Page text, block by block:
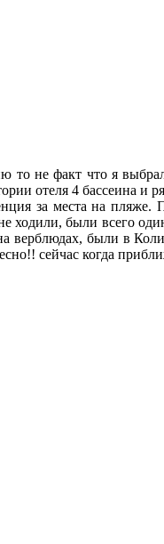
не факт что я
отеля 4 бассеина и
за места на
были всего
верблюдах, были в
сейчас когда